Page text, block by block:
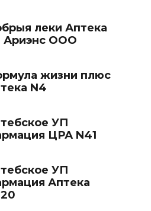
леки Аптека
Ариэнс ООО
жизни плюс
N4
УП
ЦРА N41
УП
Аптека